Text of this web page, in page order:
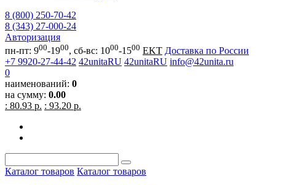
8 (800) 250-70-42
8 (343) 27-000-24
Авторизация
пн-пт: 900-1900, сб-вс: 1000-1500 EKT Доставка по России
+7 9920-27-44-42 42unitaRU 42unitaRU info@42unita.ru
0
наименований: 0
на сумму: 0.00
: 80.93 р. : 93.20 р.
Каталог товаров Каталог товаров